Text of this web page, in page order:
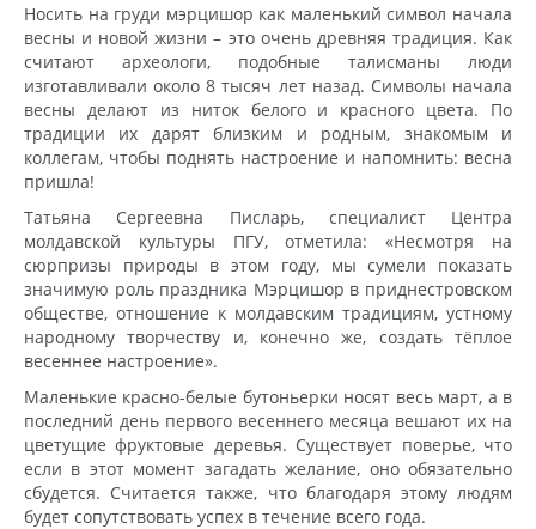
Носить на груди мэрцишор как маленький символ начала
весны и новой жизни – это очень древняя традиция. Как
считают археологи, подобные талисманы люди
изготавливали около 8 тысяч лет назад. Символы начала
весны делают из ниток белого и красного цвета. По
традиции их дарят близким и родным, знакомым и
коллегам, чтобы поднять настроение и напомнить: весна
пришла!
Татьяна Сергеевна Писларь, специалист Центра
молдавской культуры ПГУ, отметила: «Несмотря на
сюрпризы природы в этом году, мы сумели показать
значимую роль праздника Мэрцишор в приднестровском
обществе, отношение к молдавским традициям, устному
народному творчеству и, конечно же, создать тёплое
весеннее настроение».
Маленькие красно-белые бутоньерки носят весь март, а в
последний день первого весеннего месяца вешают их на
цветущие фруктовые деревья. Существует поверье, что
если в этот момент загадать желание, оно обязательно
сбудется. Считается также, что благодаря этому людям
будет сопутствовать успех в течение всего года.